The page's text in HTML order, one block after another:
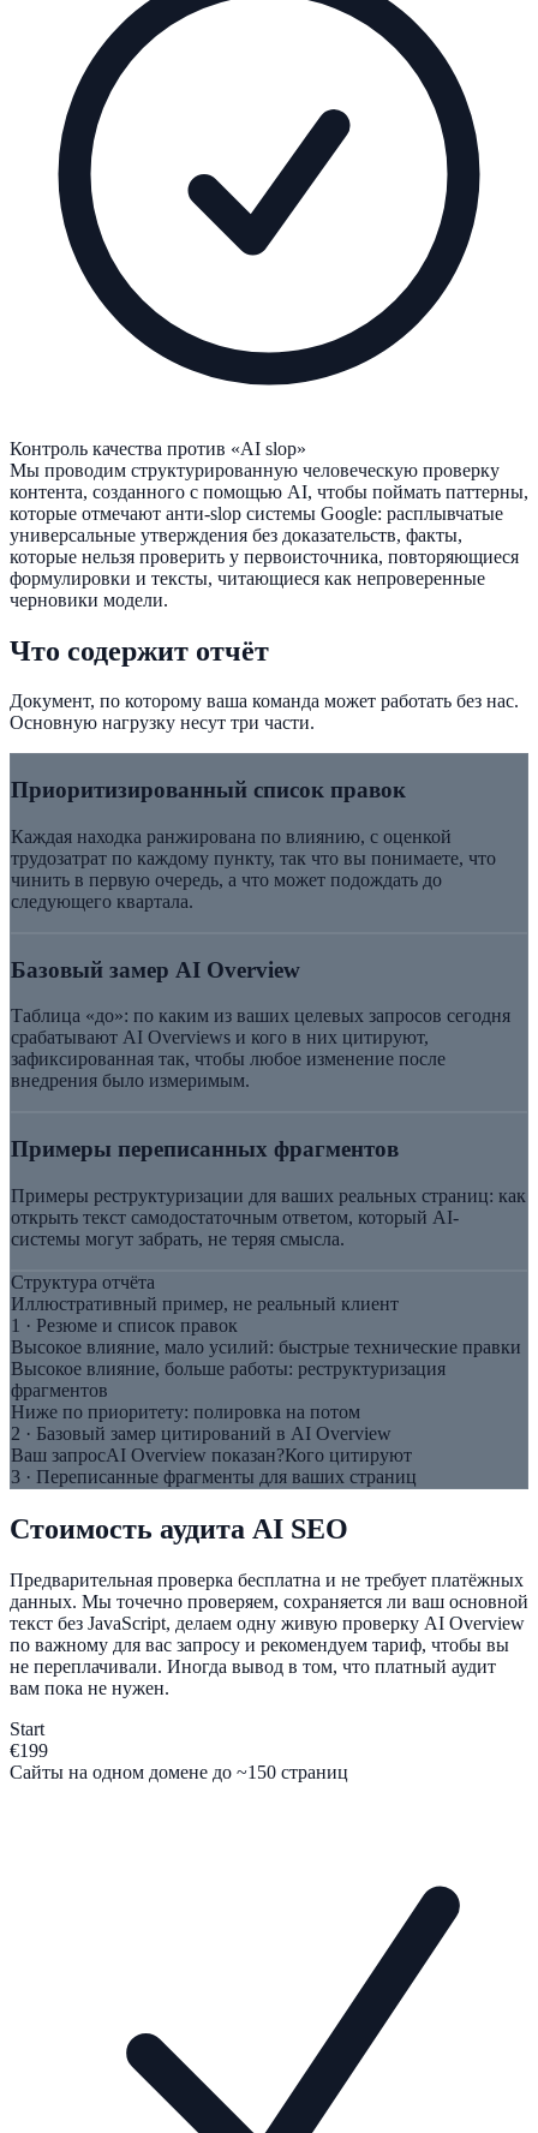
Контроль качества против «AI slop»
Мы проводим структурированную человеческую проверку
контента, созданного с помощью AI, чтобы поймать паттерны,
которые отмечают анти-slop системы Google: расплывчатые
универсальные утверждения без доказательств, факты,
которые нельзя проверить у первоисточника, повторяющиеся
формулировки и тексты, читающиеся как непроверенные
черновики модели.
Что содержит отчёт
Документ, по которому ваша команда может работать без нас.
Основную нагрузку несут три части.
Приоритизированный список правок
Каждая находка ранжирована по влиянию, с оценкой
трудозатрат по каждому пункту, так что вы понимаете, что
чинить в первую очередь, а что может подождать до
следующего квартала.
Базовый замер AI Overview
Таблица «до»: по каким из ваших целевых запросов сегодня
срабатывают AI Overviews и кого в них цитируют,
зафиксированная так, чтобы любое изменение после
внедрения было измеримым.
Примеры переписанных фрагментов
Примеры реструктуризации для ваших реальных страниц: как
открыть текст самодостаточным ответом, который AI-
системы могут забрать, не теряя смысла.
Структура отчёта
Иллюстративный пример, не реальный клиент
1 · Резюме и список правок
Высокое влияние, мало усилий: быстрые технические правки
Высокое влияние, больше работы: реструктуризация
фрагментов
Ниже по приоритету: полировка на потом
2 · Базовый замер цитирований в AI Overview
Ваш запросAI Overview показан?Кого цитируют
3 · Переписанные фрагменты для ваших страниц
Стоимость аудита AI SEO
Предварительная проверка бесплатна и не требует платёжных
данных. Мы точечно проверяем, сохраняется ли ваш основной
текст без JavaScript, делаем одну живую проверку AI Overview
по важному для вас запросу и рекомендуем тариф, чтобы вы
не переплачивали. Иногда вывод в том, что платный аудит
вам пока не нужен.
Start
€199
Сайты на одном домене до ~150 страниц